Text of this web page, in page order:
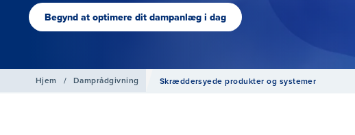
Begynd at optimere dit dampanlæg i dag
Hjem / Damprådgivning Skræddersyede produkter og systemer